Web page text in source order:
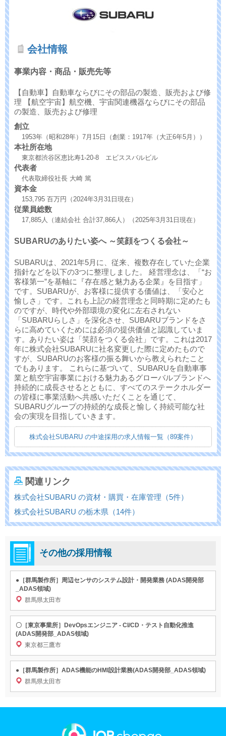
会社情報
事業内容・商品・販売先等
【自動車】自動車ならびにその部品の製造、販売および修
理 【航空宇宙】航空機、宇宙関連機器ならびにその部品
の製造、販売および修理
創立
1953年（昭和28年）7月15日（創業：1917年（大正6年5月））
本社所在地
東京都渋谷区恵比寿1-20-8 エビススバルビル
代表者
代表取締役社長 大崎 篤
資本金
153,795 百万円（2024年3月31日現在）
従業員総数
17,885人（連結会社 合計37,866人）（2025年3月31日現在）
SUBARUのありたい姿へ ～笑顔をつくる会社～
SUBARUは、2021年5月に、従来、複数存在していた企業
指針などを以下の3つに整理しました。 経営理念は、「“お
客様第一”を基軸に『存在感と魅力ある企業』を目指す」
です。SUBARUが、お客様に提供する価値は、「安心と
愉しさ」です。これも上記の経営理念と同時期に定めたも
のですが、時代や外部環境の変化に左右されない
「SUBARUらしさ」を深化させ、SUBARUブランドをさ
らに高めていくためには必須の提供価値と認識していま
す。ありたい姿は「笑顔をつくる会社」です。これは2017
年に株式会社SUBARUに社名変更した際に定めたもので
すが、SUBARUのお客様の振る舞いから教えられたこと
でもあります。 これらに基づいて、SUBARUを自動車事
業と航空宇宙事業における魅力あるグローバルブランドへ
持続的に成長させるとともに、すべてのステークホルダー
の皆様に事業活動へ共感いただくことを通じて、
SUBARUグループの持続的な成長と愉しく持続可能な社
会の実現を目指していきます。
株式会社SUBARU の中途採用の求人情報一覧（89案件）
関連リンク
株式会社SUBARU の資材・購買・在庫管理（5件）
株式会社SUBARU の栃木県（14件）
その他の採用情報
●［群馬製作所］周辺センサのシステム設計・開発業務 (ADAS開発部
_ADAS領域)
群馬県太田市
〇［東京事業所］DevOpsエンジニア - CI/CD・テスト自動化推進
(ADAS開発部_ADAS領域)
東京都三鷹市
●［群馬製作所］ADAS機能のHMI設計業務(ADAS開発部_ADAS領域)
群馬県太田市